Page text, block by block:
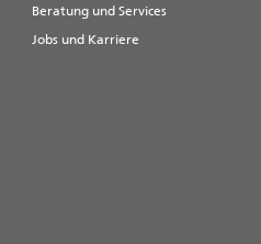
Beratung und Services
Jobs und Karriere